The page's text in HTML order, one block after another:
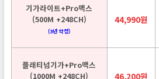
기가라이트+Pro맥스
(500M +248CH)
(3년 약정)
44,990원
플래티넘기가+Pro맥스
(1000M +248CH)
46,200원